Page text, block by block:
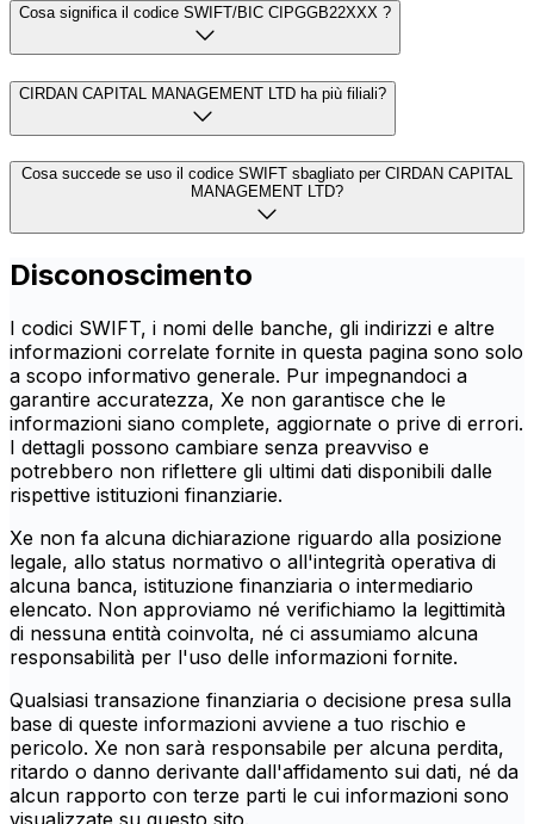
Cosa significa il codice SWIFT/BIC CIPGGB22XXX ?
CIRDAN CAPITAL MANAGEMENT LTD ha più filiali?
Cosa succede se uso il codice SWIFT sbagliato per CIRDAN CAPITAL
MANAGEMENT LTD?
Disconoscimento
I codici SWIFT, i nomi delle banche, gli indirizzi e altre
informazioni correlate fornite in questa pagina sono solo
a scopo informativo generale. Pur impegnandoci a
garantire accuratezza, Xe non garantisce che le
informazioni siano complete, aggiornate o prive di errori.
I dettagli possono cambiare senza preavviso e
potrebbero non riflettere gli ultimi dati disponibili dalle
rispettive istituzioni finanziarie.
Xe non fa alcuna dichiarazione riguardo alla posizione
legale, allo status normativo o all'integrità operativa di
alcuna banca, istituzione finanziaria o intermediario
elencato. Non approviamo né verifichiamo la legittimità
di nessuna entità coinvolta, né ci assumiamo alcuna
responsabilità per l'uso delle informazioni fornite.
Qualsiasi transazione finanziaria o decisione presa sulla
base di queste informazioni avviene a tuo rischio e
pericolo. Xe non sarà responsabile per alcuna perdita,
ritardo o danno derivante dall'affidamento sui dati, né da
alcun rapporto con terze parti le cui informazioni sono